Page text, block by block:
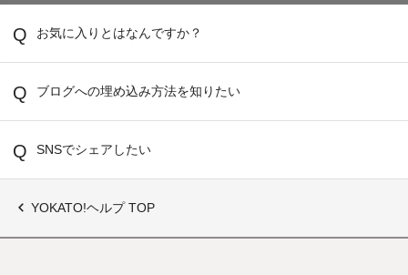
お気に入りとはなんですか？
ブログへの埋め込み方法を知りたい
SNSでシェアしたい
YOKATO!ヘルプ TOP